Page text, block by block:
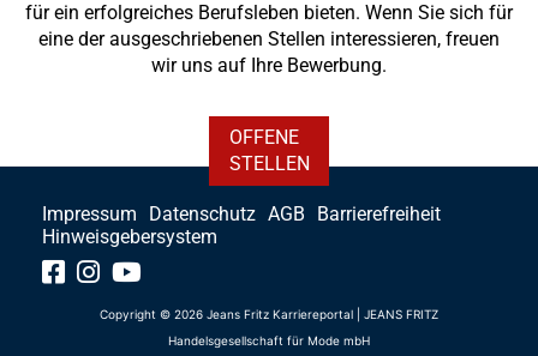
für ein erfolgreiches Berufsleben bieten. Wenn Sie sich für
eine der ausgeschriebenen Stellen interessieren, freuen
wir uns auf Ihre Bewerbung.
Impressum Datenschutz AGB
Barrierefreiheit
Hinweisgebersystem
Copyright © 2026 Jeans Fritz Karriereportal | JEANS FRITZ
Handelsgesellschaft für Mode mbH
OFFENE
STELLEN